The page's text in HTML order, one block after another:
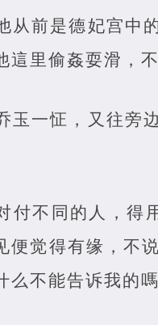
从前是德妃宫中
這里偷姦耍滑，
玉一怔，又往旁
付不同的人，得
便觉得有缘，不
么不能告诉我的